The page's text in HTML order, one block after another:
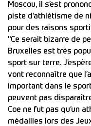
Moscou, il s’est
piste d’athlétisme de
pour des raisons
"Ce serait bizarre de
Bruxelles est très
sport sur terre.
vont reconnaître que
important dans le
peuvent pas
Coe ne fut pas qu’un
médailles lors des